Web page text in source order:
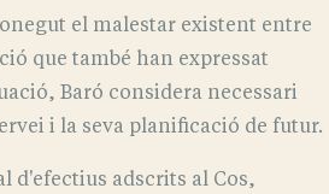
el malestar existent entre
que també han expressat
Baró considera necessari
i la seva planificació de futur.
d'efectius adscrits al Cos,